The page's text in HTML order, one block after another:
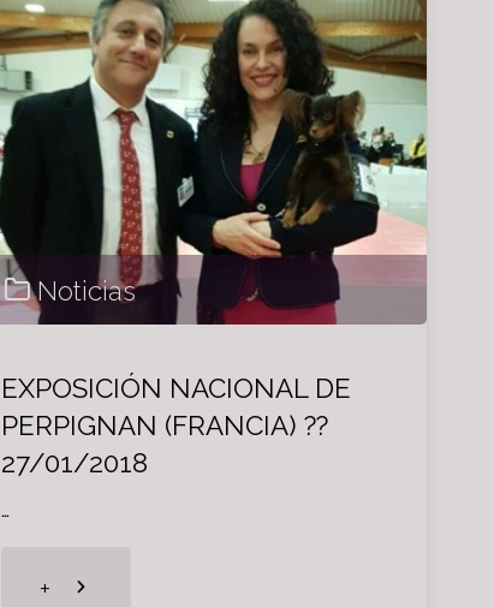
Noticias
EXPOSICIÓN NACIONAL DE
PERPIGNAN (FRANCIA) ??
27/01/2018
…
+ "EXPOSICIÓN